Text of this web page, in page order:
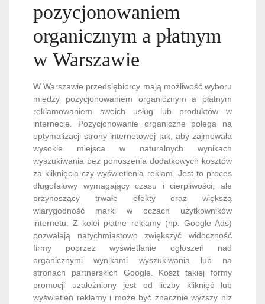
pozycjonowaniem
organicznym a płatnym
w Warszawie
W Warszawie przedsiębiorcy mają możliwość wyboru
między pozycjonowaniem organicznym a płatnym
reklamowaniem swoich usług lub produktów w
internecie. Pozycjonowanie organiczne polega na
optymalizacji strony internetowej tak, aby zajmowała
wysokie miejsca w naturalnych wynikach
wyszukiwania bez ponoszenia dodatkowych kosztów
za kliknięcia czy wyświetlenia reklam. Jest to proces
długofalowy wymagający czasu i cierpliwości, ale
przynoszący trwałe efekty oraz większą
wiarygodność marki w oczach użytkowników
internetu. Z kolei płatne reklamy (np. Google Ads)
pozwalają natychmiastowo zwiększyć widoczność
firmy poprzez wyświetlanie ogłoszeń nad
organicznymi wynikami wyszukiwania lub na
stronach partnerskich Google. Koszt takiej formy
promocji uzależniony jest od liczby kliknięć lub
wyświetleń reklamy i może być znacznie wyższy niż